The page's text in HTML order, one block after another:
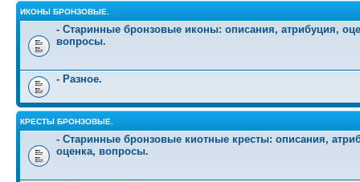
ИКОНЫ БРОНЗОВЫЕ.
- Старинные бронзовые иконы: описания, атрибуция,
вопросы.
- Разное.
КРЕСТЫ БРОНЗОВЫЕ.
- Старинные бронзовые киотные кресты: описания,
оценка, вопросы.